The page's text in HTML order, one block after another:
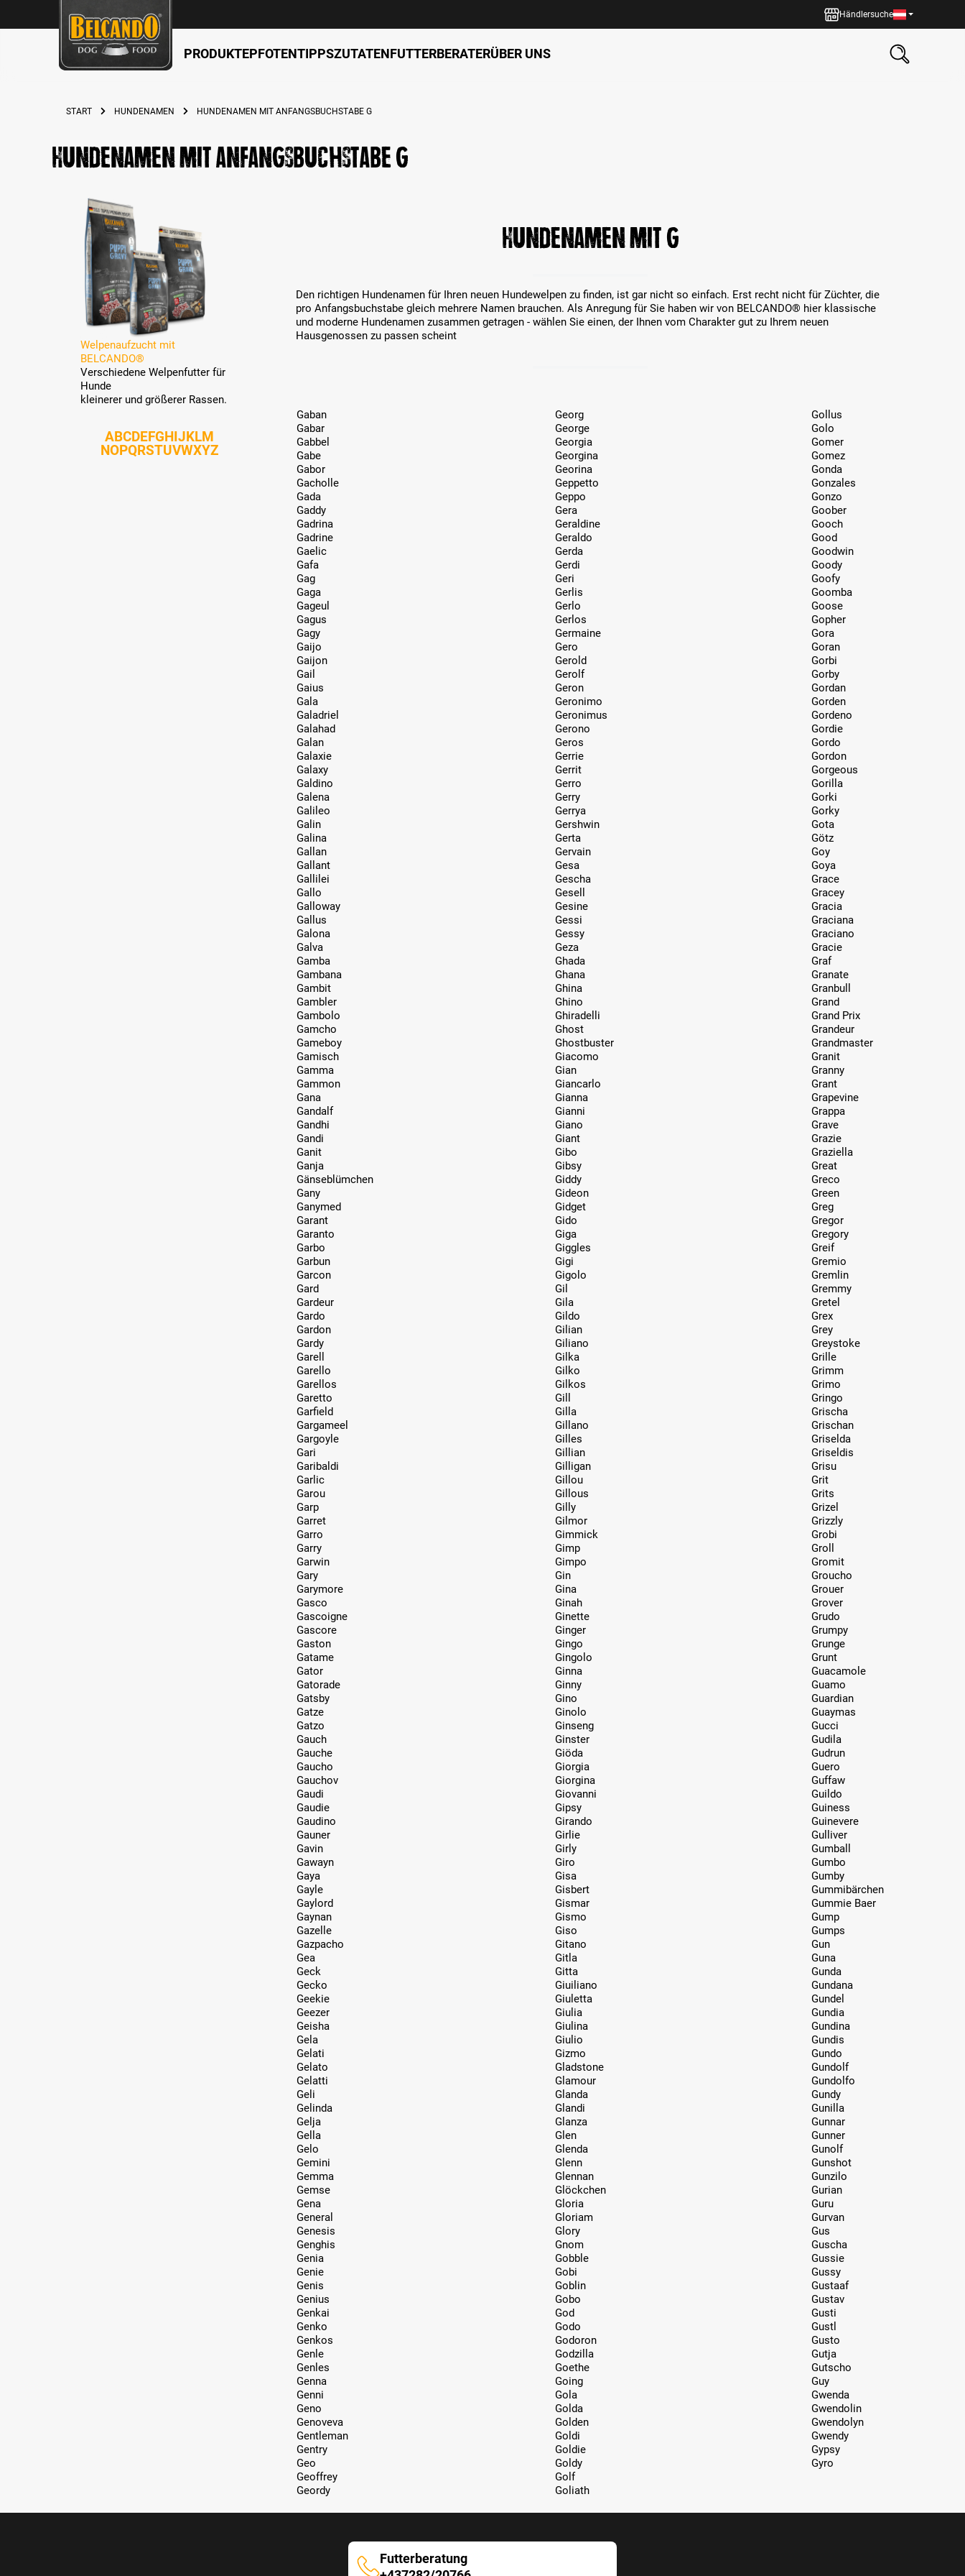
Händlersuche
PRODUKTEPFOTENTIPPSZUTATENFUTTERBERATERÜBER UNS
START HUNDENAMEN HUNDENAMEN MIT ANFANGSBUCHSTABE G
Hundenamen mit Anfangsbuchstabe G
Welpenaufzucht mit
BELCANDO®
Verschiedene Welpenfutter für
Hunde
kleinerer und größerer Rassen.
ABCDEFGHIJKLM
NOPQRSTUVWXYZ
Hundenamen mit G
Den richtigen Hundenamen für Ihren neuen Hundewelpen zu finden, ist gar nicht so einfach. Erst recht nicht für Züchter, die
pro Anfangsbuchstabe gleich mehrere Namen brauchen. Als Anregung für Sie haben wir von BELCANDO® hier klassische
und moderne Hundenamen zusammen getragen - wählen Sie einen, der Ihnen vom Charakter gut zu Ihrem neuen
Hausgenossen zu passen scheint
Gaban
Gabar
Gabbel
Gabe
Gabor
Gacholle
Gada
Gaddy
Gadrina
Gadrine
Gaelic
Gafa
Gag
Gaga
Gageul
Gagus
Gagy
Gaijo
Gaijon
Gail
Gaius
Gala
Galadriel
Galahad
Galan
Galaxie
Galaxy
Galdino
Galena
Galileo
Galin
Galina
Gallan
Gallant
Gallilei
Gallo
Galloway
Gallus
Galona
Galva
Gamba
Gambana
Gambit
Gambler
Gambolo
Gamcho
Gameboy
Gamisch
Gamma
Gammon
Gana
Gandalf
Gandhi
Gandi
Ganit
Ganja
Gänseblümchen
Gany
Ganymed
Garant
Garanto
Garbo
Garbun
Garcon
Gard
Gardeur
Gardo
Gardon
Gardy
Garell
Garello
Garellos
Garetto
Garfield
Gargameel
Gargoyle
Gari
Garibaldi
Garlic
Garou
Garp
Garret
Garro
Garry
Garwin
Gary
Garymore
Gasco
Gascoigne
Gascore
Gaston
Gatame
Gator
Gatorade
Gatsby
Gatze
Gatzo
Gauch
Gauche
Gaucho
Gauchov
Gaudi
Gaudie
Gaudino
Gauner
Gavin
Gawayn
Gaya
Gayle
Gaylord
Gaynan
Gazelle
Gazpacho
Gea
Geck
Gecko
Geekie
Geezer
Geisha
Gela
Gelati
Gelato
Gelatti
Geli
Gelinda
Gelja
Gella
Gelo
Gemini
Gemma
Gemse
Gena
General
Genesis
Genghis
Genia
Genie
Genis
Genius
Genkai
Genko
Genkos
Genle
Genles
Genna
Genni
Geno
Genoveva
Gentleman
Gentry
Geo
Geoffrey
Geordy
Georg
George
Georgia
Georgina
Georina
Geppetto
Geppo
Gera
Geraldine
Geraldo
Gerda
Gerdi
Geri
Gerlis
Gerlo
Gerlos
Germaine
Gero
Gerold
Gerolf
Geron
Geronimo
Geronimus
Gerono
Geros
Gerrie
Gerrit
Gerro
Gerry
Gerrya
Gershwin
Gerta
Gervain
Gesa
Gescha
Gesell
Gesine
Gessi
Gessy
Geza
Ghada
Ghana
Ghina
Ghino
Ghiradelli
Ghost
Ghostbuster
Giacomo
Gian
Giancarlo
Gianna
Gianni
Giano
Giant
Gibo
Gibsy
Giddy
Gideon
Gidget
Gido
Giga
Giggles
Gigi
Gigolo
Gil
Gila
Gildo
Gilian
Giliano
Gilka
Gilko
Gilkos
Gill
Gilla
Gillano
Gilles
Gillian
Gilligan
Gillou
Gillous
Gilly
Gilmor
Gimmick
Gimp
Gimpo
Gin
Gina
Ginah
Ginette
Ginger
Gingo
Gingolo
Ginna
Ginny
Gino
Ginolo
Ginseng
Ginster
Giöda
Giorgia
Giorgina
Giovanni
Gipsy
Girando
Girlie
Girly
Giro
Gisa
Gisbert
Gismar
Gismo
Giso
Gitano
Gitla
Gitta
Giuiliano
Giuletta
Giulia
Giulina
Giulio
Gizmo
Gladstone
Glamour
Glanda
Glandi
Glanza
Glen
Glenda
Glenn
Glennan
Glöckchen
Gloria
Gloriam
Glory
Gnom
Gobble
Gobi
Goblin
Gobo
God
Godo
Godoron
Godzilla
Goethe
Going
Gola
Golda
Golden
Goldi
Goldie
Goldy
Golf
Goliath
Gollus
Golo
Gomer
Gomez
Gonda
Gonzales
Gonzo
Goober
Gooch
Good
Goodwin
Goody
Goofy
Goomba
Goose
Gopher
Gora
Goran
Gorbi
Gorby
Gordan
Gorden
Gordeno
Gordie
Gordo
Gordon
Gorgeous
Gorilla
Gorki
Gorky
Gota
Götz
Goy
Goya
Grace
Gracey
Gracia
Graciana
Graciano
Gracie
Graf
Granate
Granbull
Grand
Grand Prix
Grandeur
Grandmaster
Granit
Granny
Grant
Grapevine
Grappa
Grave
Grazie
Graziella
Great
Greco
Green
Greg
Gregor
Gregory
Greif
Gremio
Gremlin
Gremmy
Gretel
Grex
Grey
Greystoke
Grille
Grimm
Grimo
Gringo
Grischa
Grischan
Griselda
Griseldis
Grisu
Grit
Grits
Grizel
Grizzly
Grobi
Groll
Gromit
Groucho
Grouer
Grover
Grudo
Grumpy
Grunge
Grunt
Guacamole
Guamo
Guardian
Guaymas
Gucci
Gudila
Gudrun
Guero
Guffaw
Guildo
Guiness
Guinevere
Gulliver
Gumball
Gumbo
Gumby
Gummibärchen
Gummie Baer
Gump
Gumps
Gun
Guna
Gunda
Gundana
Gundel
Gundia
Gundina
Gundis
Gundo
Gundolf
Gundolfo
Gundy
Gunilla
Gunnar
Gunner
Gunolf
Gunshot
Gunzilo
Gurian
Guru
Gurvan
Gus
Guscha
Gussie
Gussy
Gustaaf
Gustav
Gusti
Gustl
Gusto
Gutja
Gutscho
Guy
Gwenda
Gwendolin
Gwendolyn
Gwendy
Gypsy
Gyro
Futterberatung